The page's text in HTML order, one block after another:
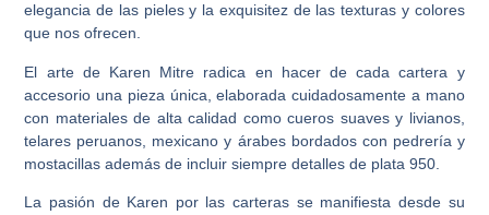
elegancia de las pieles y la exquisitez de las texturas y colores
que nos ofrecen.
El arte de Karen Mitre radica en hacer de cada cartera y
accesorio una pieza única, elaborada cuidadosamente a mano
con materiales de alta calidad como cueros suaves y livianos,
telares peruanos, mexicano y árabes bordados con pedrería y
mostacillas además de incluir siempre detalles de plata 950.
La pasión de Karen por las carteras se manifiesta desde su